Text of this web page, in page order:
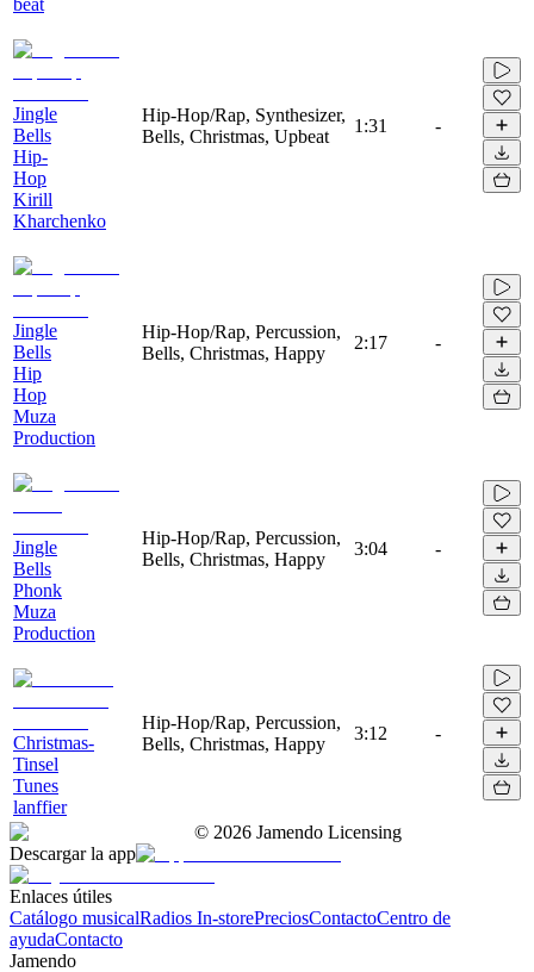
Jingle
Bells
Hip-
Hop
Kirill
Kharchenko
Hip-Hop/Rap, Synthesizer,
Bells, Christmas, Upbeat
1:31 -
Jingle
Bells
Hip
Hop
Muza
Production
Hip-Hop/Rap, Percussion,
Bells, Christmas, Happy
2:17 -
Jingle
Bells
Phonk
Muza
Production
Hip-Hop/Rap, Percussion,
Bells, Christmas, Happy
3:04 -
Christmas-
Tinsel
Tunes
lanffier
Hip-Hop/Rap, Percussion,
Bells, Christmas, Happy
3:12 -
© 2026 Jamendo Licensing
Descargar la app
Enlaces útiles
Catálogo musicalRadios In-storePreciosContactoCentro de
ayudaContacto
Jamendo